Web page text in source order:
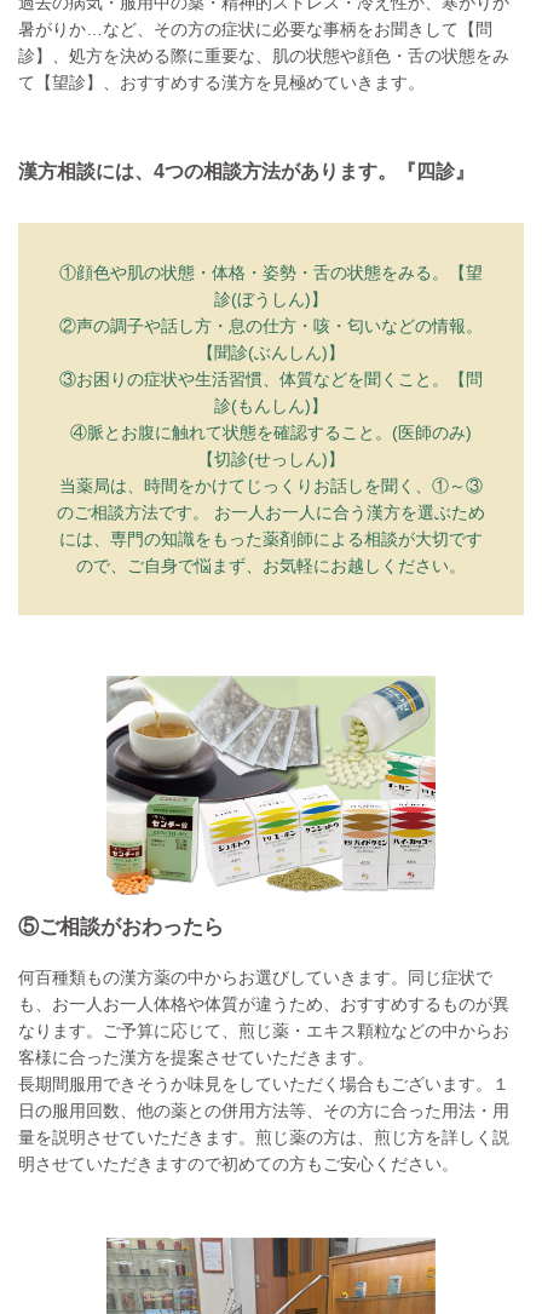
暑がりか…など、その方の症状に必要な事柄をお聞きして【問
診】、処方を決める際に重要な、肌の状態や顔色・舌の状態をみ
て【望診】、おすすめする漢方を見極めていきます。
漢方相談には、4つの相談方法があります。『四診』
①顔色や肌の状態・体格・姿勢・舌の状態をみる。【望
診(ぼうしん)】
②声の調子や話し方・息の仕方・咳・匂いなどの情報。
【聞診(ぶんしん)】
③お困りの症状や生活習慣、体質などを聞くこと。【問
診(もんしん)】
④脈とお腹に触れて状態を確認すること。(医師のみ)
【切診(せっしん)】
当薬局は、時間をかけてじっくりお話しを聞く、①～③
のご相談方法です。 お一人お一人に合う漢方を選ぶため
には、専門の知識をもった薬剤師による相談が大切です
ので、ご自身で悩まず、お気軽にお越しください。
⑤ご相談がおわったら
何百種類もの漢方薬の中からお選びしていきます。同じ症状で
も、お一人お一人体格や体質が違うため、おすすめするものが異
なります。ご予算に応じて、煎じ薬・エキス顆粒などの中からお
客様に合った漢方を提案させていただきます。
長期間服用できそうか味見をしていただく場合もございます。１
日の服用回数、他の薬との併用方法等、その方に合った用法・用
量を説明させていただきます。煎じ薬の方は、煎じ方を詳しく説
明させていただきますので初めての方もご安心ください。